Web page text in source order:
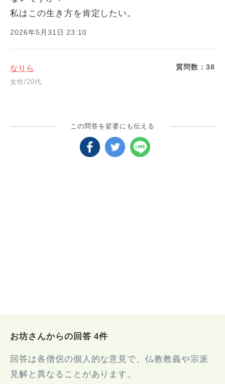
私はこの生き方を肯定したい。
2026年5月31日 23:10
なりら
女性/20代
質問数：38
この問答を娑婆にも伝える
お坊さんからの回答 4件
回答は各僧侶の個人的な意見で、仏教教義や宗派
見解と異なることがあります。